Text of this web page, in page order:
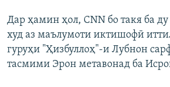
Дар ҳамин ҳол, CNN бо такя ба
худ аз маълумоти иктишофӣ
гуруҳи "Ҳизбуллоҳ"-и Лубнон
тасмими Эрон метавонад ба